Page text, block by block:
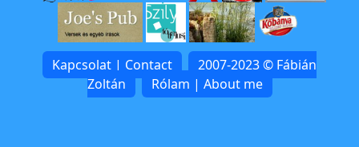
Kapcsolat | Contact
2007-2023 © Fábián
Zoltán
Rólam | About me